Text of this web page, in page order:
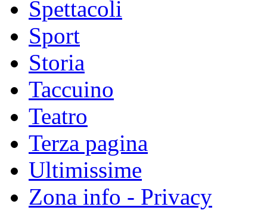
Spettacoli
Sport
Storia
Taccuino
Teatro
Terza pagina
Ultimissime
Zona info - Privacy